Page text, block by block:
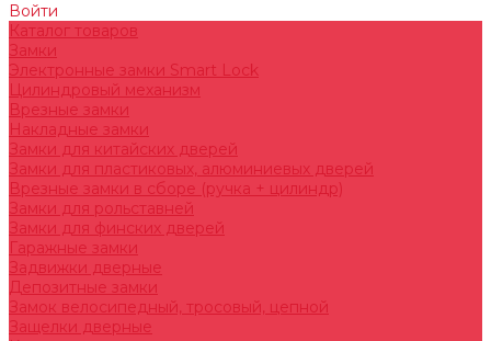
Войти
Каталог товаров
Замки
Электронные замки Smart Lock
Цилиндровый механизм
Врезные замки
Накладные замки
Замки для китайских дверей
Замки для пластиковых, алюминиевых дверей
Врезные замки в сборе (ручка + цилиндр)
Замки для рольставней
Замки для финских дверей
Гаражные замки
Задвижки дверные
Депозитные замки
Замок велосипедный, тросовый, цепной
Защелки дверные